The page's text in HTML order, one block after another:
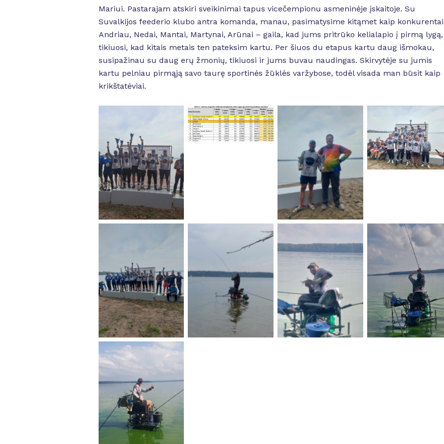
Mariui. Pastarajam atskiri sveikinimai tapus vicečempionu asmeninėje įskaitoje. Su
Suvalkijos feederio klubo antra komanda, manau, pasimatysime kitąmet kaip
Andriau, Nedai, Mantai, Martynai, Arūnai – gaila, kad jums pritrūko kelialapio į pirmą lygą,
tikiuosi, kad kitais metais ten pateksim kartu. Per šiuos du etapus kartu daug išmokau,
susipažinau su daug erų žmonių, tikiuosi ir jums buvau naudingas. Skirvytėje su jumis
kartu pelniau pirmąją savo taurę sportinės žūklės varžybose, todėl visada man būsit kaip
krikštatėviai.
No Caption
No Caption
No Caption
No Caption
No Caption No Caption No Caption No Caption
No Caption